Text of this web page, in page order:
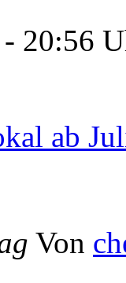
- 20:56
ab
Von